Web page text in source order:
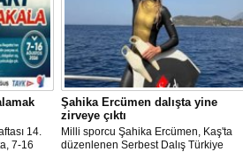
14.
7-16
Şahika Ercümen dalışta yine
zirveye çıktı
Milli sporcu Şahika Ercümen, Kaş'ta
düzenlenen Serbest Dalış Türkiye